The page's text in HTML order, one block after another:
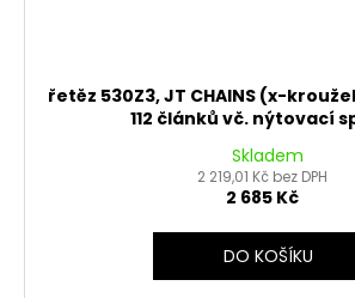
řetěz 530Z3, JT CHAINS (x-
112 článků vč. nýtovací
Skladem
2 219,01 Kč bez DPH
2 685 Kč
DO KOŠÍKU